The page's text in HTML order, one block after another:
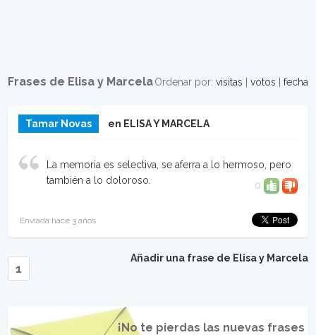
Ordenar por: visitas votos fecha
Frases de Elisa y Marcela
Tamar Novas en ELISA Y MARCELA
La memoria es selectiva, se aferra a lo hermoso, pero
también a lo doloroso.
0
Enviada hace 3 años
Añadir una frase de Elisa y Marcela
1
¡No te pierdas las nuevas frases